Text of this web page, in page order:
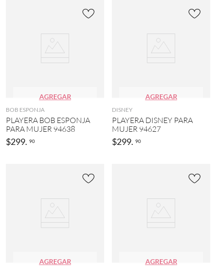
AGREGAR
BOB ESPONJA
PLAYERA BOB ESPONJA
PARA MUJER 94638
$299. 90
AGREGAR
DISNEY
PLAYERA DISNEY PARA
MUJER 94627
$299. 90
AGREGAR AGREGAR